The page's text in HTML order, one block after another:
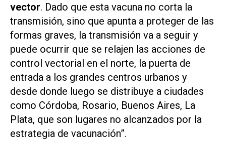
vector. Dado que esta vacuna no corta la
transmisión, sino que apunta a proteger de las
formas graves, la transmisión va a seguir y
puede ocurrir que se relajen las acciones de
control vectorial en el norte, la puerta de
entrada a los grandes centros urbanos y
desde donde luego se distribuye a ciudades
como Córdoba, Rosario, Buenos Aires, La
Plata, que son lugares no alcanzados por la
estrategia de vacunación”.